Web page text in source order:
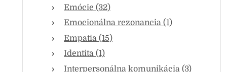
Emócie (32)
Emocionálna rezonancia (1)
Empatia (15)
Identita (1)
Interpersonálna komunikácia (3)